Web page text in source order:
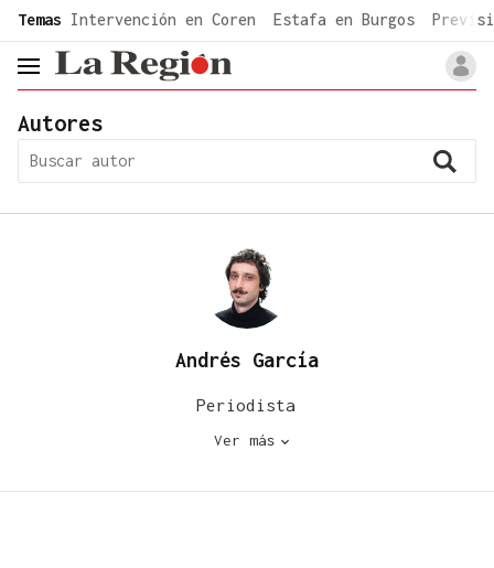
common.go-to-content
Temas Intervención en Coren Estafa en Burgos
header.menu.open
Autores
Andrés García
Periodista
Ver más